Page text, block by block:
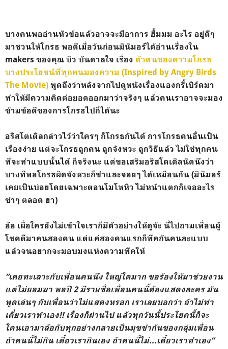
บางคนพออ่านหัวข้อแล้วอาจจะมีอาการ ฮื้มมม อะไร อยู่ดีๆ
มาชวนให้โกรธ พอดีเมื่อวันก่อนมินิมอร์ได้อ่านเรื่องใน
makers ของคุณ บิว บันดาลใจ เรื่อง ตัวตนของความโกรธ
บางประโยชน์ที่ทุกคนมองความ (Inspired by Angry Birds
The Movie) พูดถึงว่าหลังจากไปดูหนังเรื่องแองกรี้เบิร์ดมา
ทำให้มีความคิดต่อยอดออกมาว่าจริงๆ แล้วคนเราอาจจะมอง
ข้ามข้อดีของการโกรธไปก็ได้นะ
อริสโตเติลกล่าวไว้ว่าใครๆ ก็โกรธกันได้ การโกรธคนอื่นเป็น
เรื่องง่าย แต่จะโกรธถูกคน ถูกจังหวะ ถูกวิธีแล้ว ไม่ใช่ทุกคน
ที่จะทำแบบนั้นได้ ก็จริงนะ แต่ขอเสริมอริสโตเติลนิดนึงว่า
บางทีพอโกรธผิดจังหวะก็ขำและจอยๆ ได้เหมือนกัน (มินิมอร์
เคยเป็นบ่อยโดยเฉพาะตอนโมโหหิว ไม่หน้าแตกก็เจออะไร
ขำๆ ตลอด ฮา)
อ้อ เผื่อใครยังไม่เข้าใจเราก็มีตัวอย่างให้ดูจ้ะ นี่ไปถามเพื่อนผู้
โชคดีมาคนสองคน แต่แค่สองคนแรกก็พีคกันคนละแบบ
แล้วจนอยากจะมอบมงแห่งความพีคให้
“เคยทะเลาะกับเพื่อนคนนึง ใหญ่โตมาก ขอร้องให้มาช่วยงาน
แต่ไม่ยอมมา พอปี 2 มีรายชื่อเพื่อนคนนี้ต้องแสดงละคร มัน
พูดเล่นๆ กับเพื่อนว่าไม่แสดงหรอก เราเลยบอกว่า ถ้าไม่ทำ
เดี๋ยวเราทำเอง!! เรื่องก็ผ่านไป แล้วทุกวันนี้ประโยคนี้ก็จะ
โดนเอามาล้อกับทุกอย่างกลายเป็นมุขขำกันของกลุ่มเพื่อน
ถ้าคนนี้ไม่กิน เดี๋ยวเรากินเอง ถ้าคนนี้ไม่...เดี๋ยวเราทำเอง”